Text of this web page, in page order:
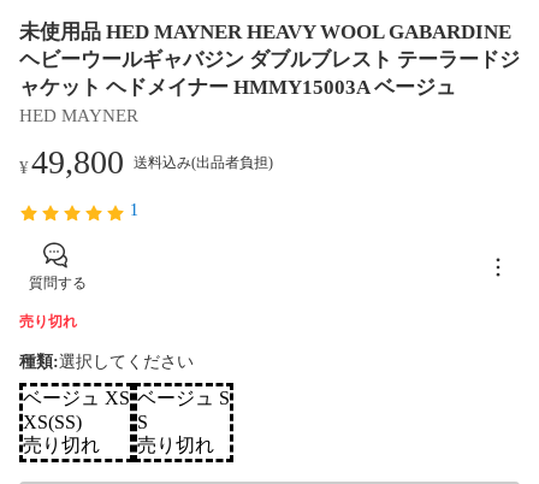
未使用品 HED MAYNER HEAVY WOOL GABARDINE
ヘビーウールギャバジン ダブルブレスト テーラードジ
ャケット ヘドメイナー HMMY15003A ベージュ
HED MAYNER
¥49,800 送料込み(出品者負担)
1
質問する
売り切れ
種類:選択してください
ベージュ XS
XS(SS)
売り切れ
ベージュ S
S
売り切れ